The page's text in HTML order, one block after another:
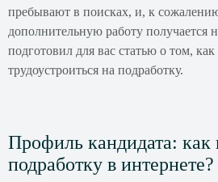
пребывают в поисках, и, к
дополнительную работу получается
подготовил для вас статью о том,
трудоустроиться на подработку.
Профиль кандидата: как
подработку в интернете?